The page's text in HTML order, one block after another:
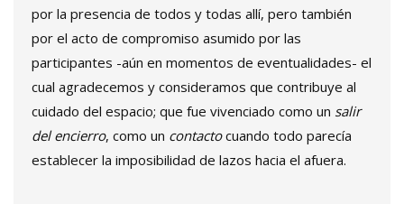
por la presencia de todos y todas allí, pero también
por el acto de compromiso asumido por las
participantes -aún en momentos de eventualidades- el
cual agradecemos y consideramos que contribuye al
cuidado del espacio; que fue vivenciado como un salir
del encierro, como un contactocuando todo parecía
establecer la imposibilidad de lazos hacia el afuera.